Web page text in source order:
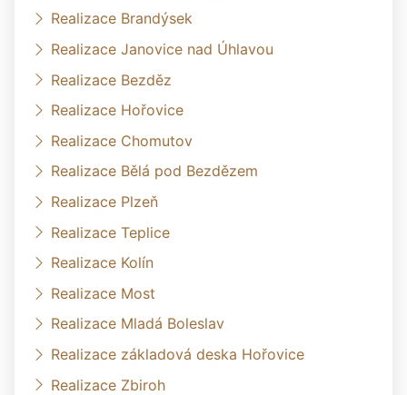
Realizace Brandýsek
Realizace Janovice nad Úhlavou
Realizace Bezděz
Realizace Hořovice
Realizace Chomutov
Realizace Bělá pod Bezdězem
Realizace Plzeň
Realizace Teplice
Realizace Kolín
Realizace Most
Realizace Mladá Boleslav
Realizace základová deska Hořovice
Realizace Zbiroh